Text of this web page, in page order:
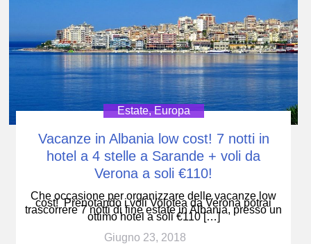
Estate,Europa
Vacanze in Albania low cost! 7 notti in
hotel a 4 stelle a Sarande + voli da
Verona a soli €110!
Che occasione per organizzare delle vacanze low
cost! Prenotando i voli Volotea da Verona potrai
trascorrere 7 notti di fine estate in Albania, presso un
ottimo hotel a soli €110 […]
Giugno 23, 2018